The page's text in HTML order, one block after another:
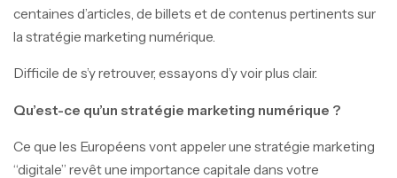
centaines d’articles, de billets et de contenus pertinents sur
la stratégie marketing numérique.
Difficile de s’y retrouver, essayons d’y voir plus clair.
Qu’est-ce qu’un stratégie marketing numérique ?
Ce que les Européens vont appeler une stratégie marketing
“digitale” revêt une importance capitale dans votre